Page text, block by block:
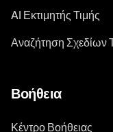
AI Εκτιμητής Τιμής
Αναζήτηση Σχεδίων
Βοήθεια
Κέντρο Βοήθειας